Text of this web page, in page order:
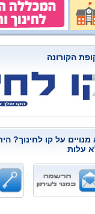
הקורונה
מנויים על קו לחינוך?
עלות